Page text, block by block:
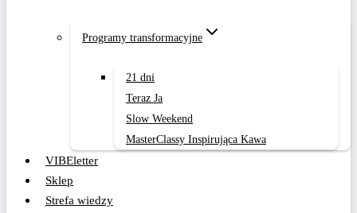
Programy transformacyjne
21 dni
Teraz Ja
Slow Weekend
MasterClassy Inspirująca Kawa
VIBEletter
Sklep
Strefa wiedzy